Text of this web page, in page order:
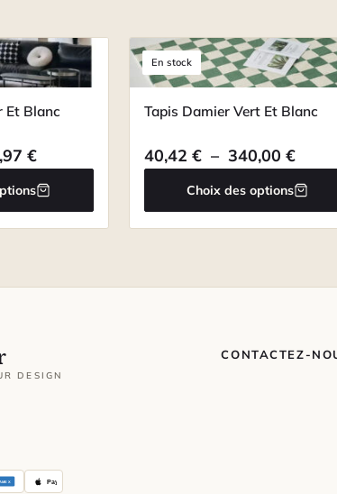
Et Blanc
€Plage de prix : 32,60 € à 192,97 €
En stock
Tapis Damier Vert Et Blanc
40,42 € – 340,00 €
Choix des options
DESIGN
CONTACTEZ-
AMEX Pay